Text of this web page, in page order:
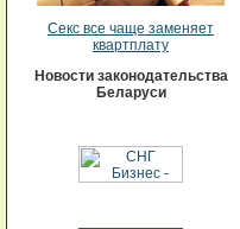
Секс все чаще заменяет
квартплату
Новости законодательства
Беларуси